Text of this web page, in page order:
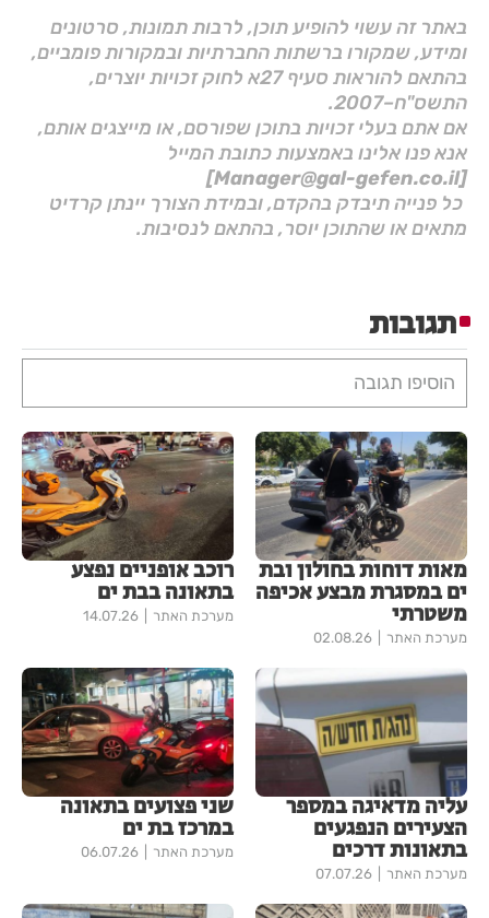
באתר זה עשוי להופיע תוכן, לרבות תמונות, סרטונים
ומידע, שמקורו ברשתות החברתיות ובמקורות פומביים,
בהתאם להוראות סעיף 27א לחוק זכויות יוצרים,
התשס"ח–2007.
אם אתם בעלי זכויות בתוכן שפורסם, או מייצגים אותם,
אנא פנו אלינו באמצעות כתובת המייל
[Manager@gal-gefen.co.il]
כל פנייה תיבדק בהקדם, ובמידת הצורך יינתן קרדיט
מתאים או שהתוכן יוסר, בהתאם לנסיבות.
תגובות
הוסיפו תגובה
מאות דוחות בחולון ובת
ים במסגרת מבצע אכיפה
משטרתי
מערכת האתר 02.08.26
רוכב אופניים נפצע
בתאונה בבת ים
מערכת האתר 14.07.26
עליה מדאיגה במספר
הצעירים הנפגעים
בתאונות דרכים
מערכת האתר 07.07.26
שני פצועים בתאונה
במרכז בת ים
מערכת האתר 06.07.26